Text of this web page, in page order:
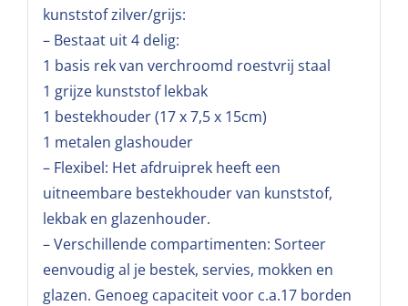
kunststof zilver/grijs:
– Bestaat uit 4 delig:
1 basis rek van verchroomd roestvrij staal
1 grijze kunststof lekbak
1 bestekhouder (17 x 7,5 x 15cm)
1 metalen glashouder
– Flexibel: Het afdruiprek heeft een
uitneembare bestekhouder van kunststof,
lekbak en glazenhouder.
– Verschillende compartimenten: Sorteer
eenvoudig al je bestek, servies, mokken en
glazen. Genoeg capaciteit voor c.a.17 borden